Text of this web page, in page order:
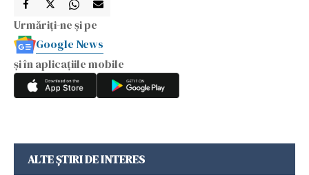
Urmăriți-ne și pe
Google News
și în aplicațiile mobile
ALTE ȘTIRI DE INTERES